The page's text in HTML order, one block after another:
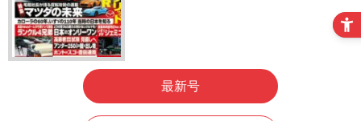
最新号